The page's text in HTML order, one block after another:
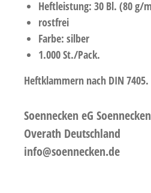
Heftleistung: 30 Bl. (80 g/
rostfrei
Farbe: silber
1.000 St./Pack.
Heftklammern nach DIN 7405.
Soennecken eG
Overath Deutschland
info@soennecken.de